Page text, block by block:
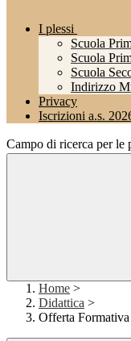
I plessi
Scuola
Scuola
Scuola
Indirizzo
Privacy
Iscrizioni a.s.
Campo di ricerca per le
Home >
Didattica >
Offerta Formativa